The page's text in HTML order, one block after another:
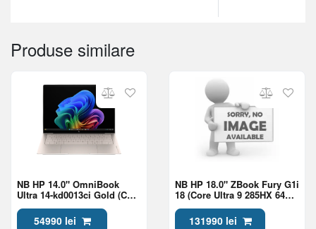
Produse similare
NB HP 14.0" OmniBook
Ultra 14-kd0013ci Gold (Core
Ultra 7 356H 32Gb 1Tb Win
11) 54990 lei
NB HP 18.0" ZBook Fury G1i
18 (Core Ultra 9 285HX 64Gb
2Tb RTX Pro 2000 8Gb Win
11) 131990 lei